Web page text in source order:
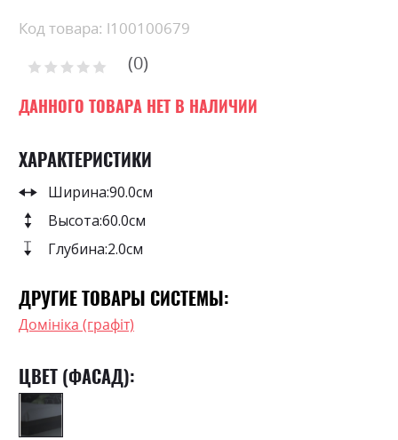
beginning
the
gallery
Код товара: l100100679
Рейтинг: 0
ДАННОГО ТОВАРА НЕТ В НАЛИЧИИ
ХАРАКТЕРИСТИКИ
Ширина:90.0см
Высота:60.0см
Глубина:2.0см
ДРУГИЕ ТОВАРЫ СИСТЕМЫ:
Домініка (графіт)
ЦВЕТ (ФАСАД):